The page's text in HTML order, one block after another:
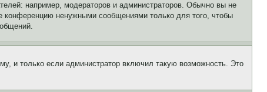
например, модераторов и администраторов. Обычно вы не
конференцию ненужными сообщениями только для того, чтобы
и только если администратор включил такую возможность. Это